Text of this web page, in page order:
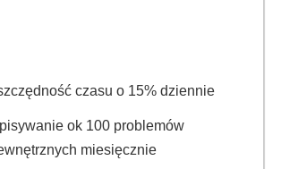
czasu o 15% dziennie
ok 100 problemów
miesięcznie